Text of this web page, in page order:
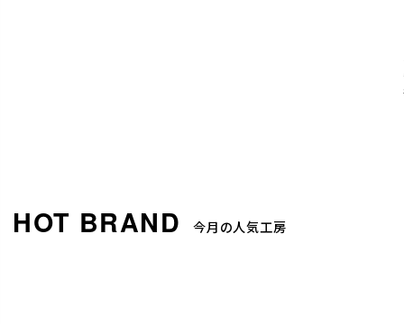
今月の人気工房